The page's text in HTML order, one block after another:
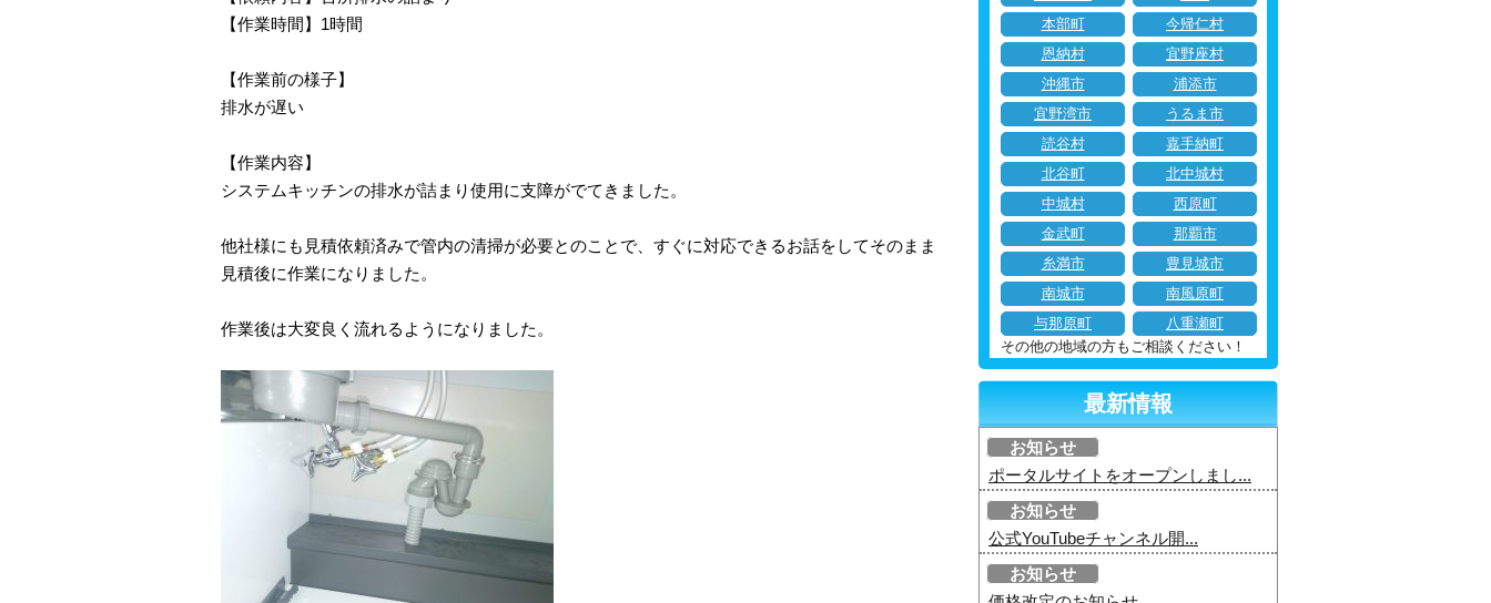
【作業時間】1時間
【作業前の様子】
排水が遅い
【作業内容】
システムキッチンの排水が詰まり使用に支障がでてきました。
他社様にも見積依頼済みで管内の清掃が必要とのことで、すぐに対応できるお話をしてそのまま
見積後に作業になりました。
作業後は大変良く流れるようになりました。
本部町
今帰仁村
恩納村
宜野座村
沖縄市
浦添市
宜野湾市
うるま市
読谷村
嘉手納町
北谷町
北中城村
中城村
西原町
金武町
那覇市
糸満市
豊見城市
南城市
南風原町
与那原町
八重瀬町
その他の地域の方もご相談ください！
最新情報
お知らせ
ポータルサイトをオープンしまし...
お知らせ
公式YouTubeチャンネル開...
お知らせ